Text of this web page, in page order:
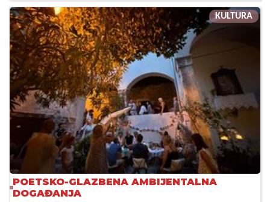
KULTURA
POETSKO-GLAZBENA AMBIJENTALNA
DOGAĐANJA